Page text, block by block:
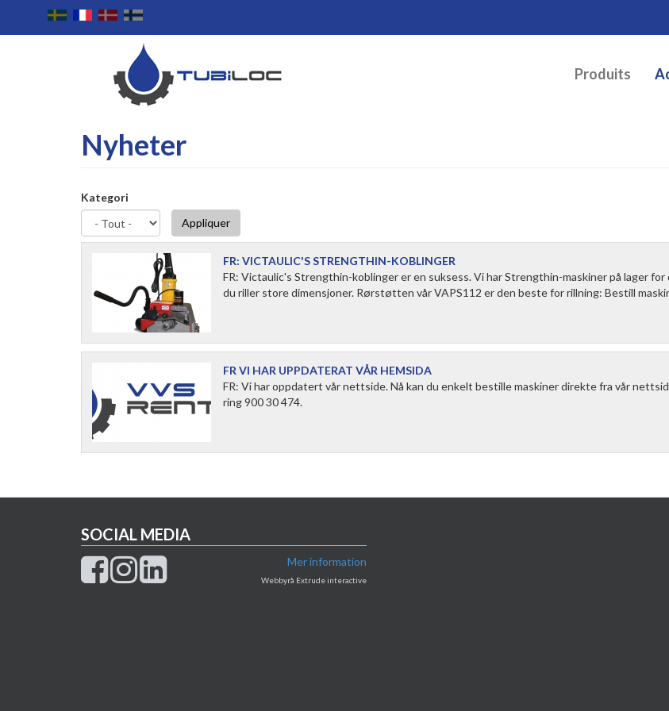
contenu
Produits
Nyheter
Kategori
Appliquer
FR: VICTAULIC'S STRENGTHIN-KOBLINGER
FR: Victaulic's Strengthin-koblinger er en suksess. Vi har Strengthin-maskiner på lager
du riller store dimensjoner. Rørstøtten vår VAPS112 er den beste for rillning: Bestill
FR VI HAR UPPDATERAT VÅR HEMSIDA
FR: Vi har oppdatert vår nettside. Nå kan du enkelt bestille maskiner direkte fra vår
ring 900 30 474.
SOCIAL MEDIA
Mer information
Webbyrå Extrude interactive